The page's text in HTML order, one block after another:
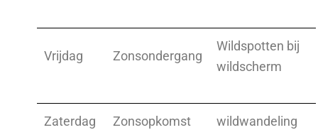
Vrijdag Zonsondergang
Wildspotten bij
wildscherm
Zaterdag Zonsopkomst wildwandeling